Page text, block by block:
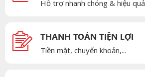
Hỗ trợ nhanh chóng & hiệu quả
THANH TOÁN TIỆN LỢI
Tiền mặt, chuyển khoản,...